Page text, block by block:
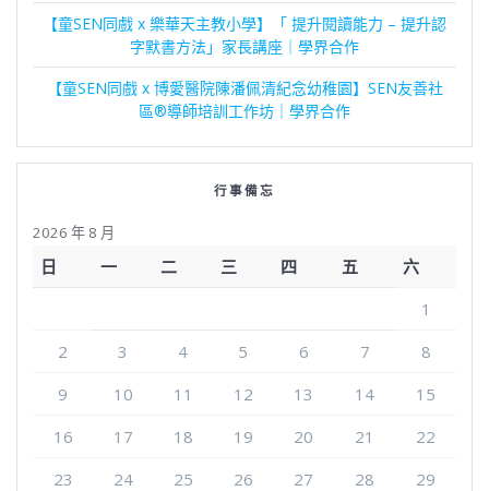
【童SEN同戲 x 樂華天主教小學】「 提升閱讀能力 – 提升認
字默書方法」家長講座｜學界合作
【童SEN同戲 x 博愛醫院陳潘佩清紀念幼稚園】SEN友善社
區®導師培訓工作坊｜學界合作
行事備忘
2026 年 8 月
日 一 二 三 四 五
六
1
2
3 4 5 6 7
8
9
10 11 12 13 14
15
16
17 18 19 20 21
22
23
24 25 26 27 28
29